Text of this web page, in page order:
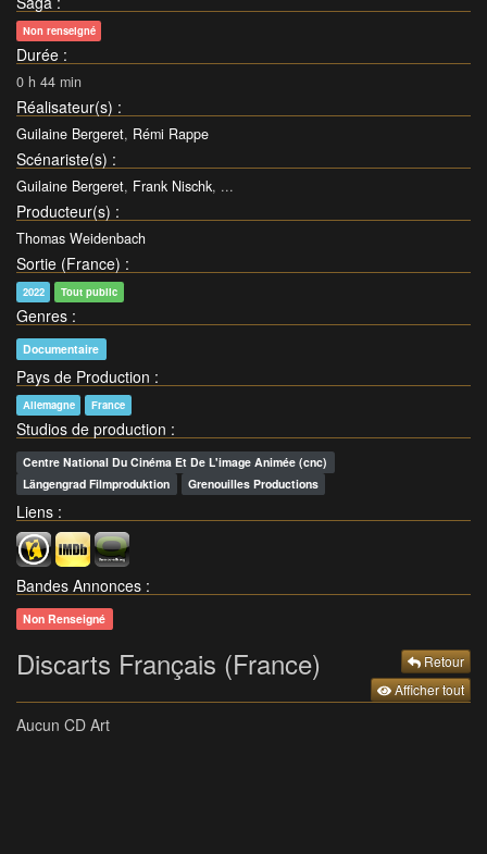
Non renseigné
Durée :
0 h 44 min
Réalisateur(s) :
Guilaine Bergeret, Rémi Rappe
Scénariste(s) :
Guilaine Bergeret, Frank Nischk, ...
Producteur(s) :
Thomas Weidenbach
Sortie (France) :
2022 Tout public
Genres :
Documentaire
Pays de Production :
Allemagne France
Studios de production :
Centre National Du Cinéma Et De L'image Animée (cnc)
Längengrad Filmproduktion
Grenouilles Productions
Liens :
Bandes Annonces :
Non Renseigné
Discarts Français (France)
Retour
Afficher tout
Aucun CD Art